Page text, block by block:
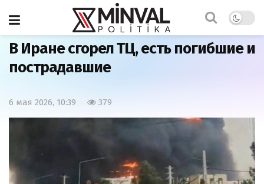
Главная
В Иране сгорел ТЦ, есть погибшие и
пострадавшие
6 мая 2026, 10:39 379